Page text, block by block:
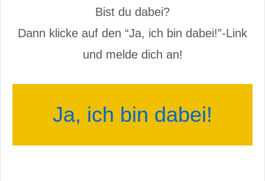
Bist du dabei?
Dann klicke auf den “Ja, ich bin dabei!”-Link
und melde dich an!
Ja, ich bin dabei!